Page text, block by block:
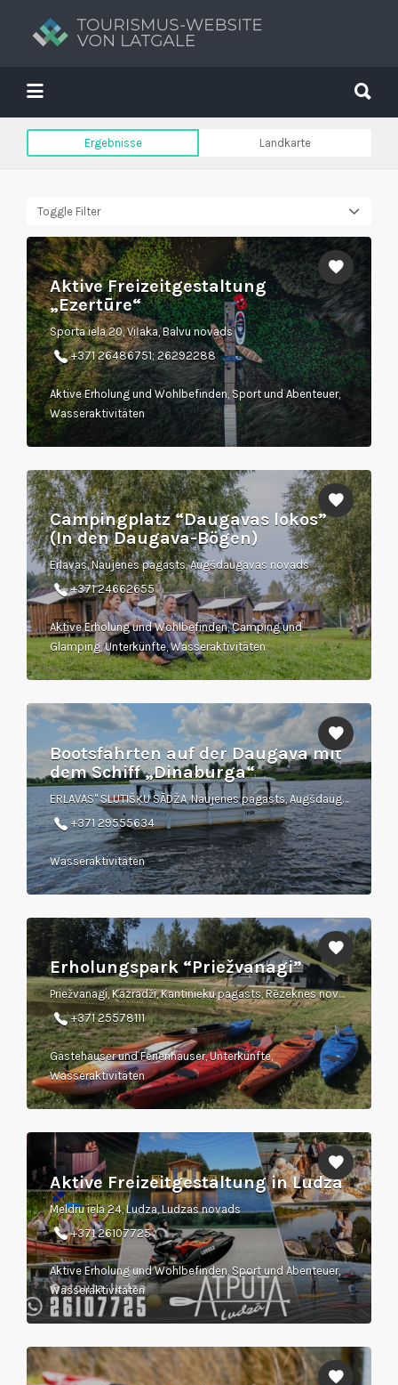
Tavs brīvdienu ceļvedis
Suchen
nach:
nach:
Ergebnisse Landkarte
Toggle Filter
Aktive Freizeitgestaltung
„Ezertūre“
Sporta iela 20, Viļaka, Balvu novads
+371 26486751; 26292288
Aktive Erholung und Wohlbefinden, Sport und Abenteuer,
Wasseraktivitäten
Campingplatz “Daugavas lokos”
(In den Daugava-Bögen)
Erlavas, Naujenes pagasts, Augšdaugavas novads
+371 24662655
Aktive Erholung und Wohlbefinden, Camping und
Glamping, Unterkünfte, Wasseraktivitäten
Bootsfahrten auf der Daugava mit
dem Schiff „Dinaburga“
ERLAVAS" SLUTIŠĶU SĀDŽA, Naujenes pagasts, Augšdaugavas novads
+371 29555634
Wasseraktivitäten
Erholungspark “Priežvanagi”
Priežvanagi, Kazradži, Kantinieku pagasts, Rēzeknes novads, LV- 4621
+371 25578111
Gästehäuser und Ferienhäuser, Unterkünfte,
Wasseraktivitäten
Aktive Freizeitgestaltung in Ludza
Meldru iela 24, Ludza, Ludzas novads
+371 26107725
Aktive Erholung und Wohlbefinden, Sport und Abenteuer,
Wasseraktivitäten